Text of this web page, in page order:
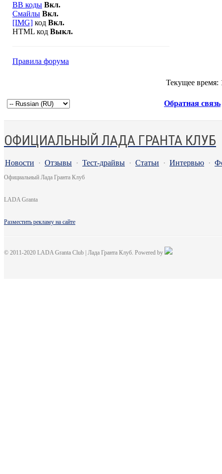
BB коды Вкл.
Смайлы Вкл.
[IMG] код Вкл.
HTML код Выкл.
Правила форума
Текущее время:
Обратная связь
ОФИЦИАЛЬНЫЙ ЛАДА ГРАНТА КЛУБ
Новости · Отзывы · Тест-драйвы · Статьи · Интервью ·
Официальный Лада Гранта Клуб
LADA Granta
Разместить рекламу на сайте
© 2011-2020 LADA Granta Club | Лада Гранта Клуб. Powered by